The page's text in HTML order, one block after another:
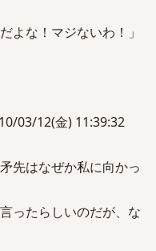
よな！マジないわ！」
03/12(金) 11:39:32
先はなぜか私に向かっ
ったらしいのだが、な